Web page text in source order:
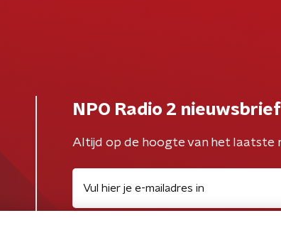
NPO Radio 2 nieuwsbrief
Altijd op de hoogte van het laatste